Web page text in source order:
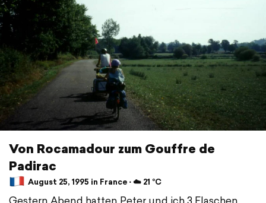
Von Rocamadour zum Gouffre de
Padirac
August 25, 1995 in France ⋅ ☁️ 21 °C